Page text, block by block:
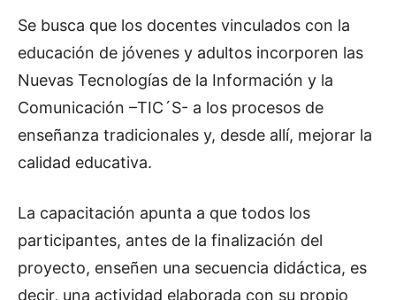
Se busca que los docentes vinculados con la
educación de jóvenes y adultos incorporen las
Nuevas Tecnologías de la Información y la
Comunicación –TIC´S- a los procesos de
enseñanza tradicionales y, desde allí, mejorar la
calidad educativa.
La capacitación apunta a que todos los
participantes, antes de la finalización del
proyecto, enseñen una secuencia didáctica, es
decir, una actividad elaborada con su propio